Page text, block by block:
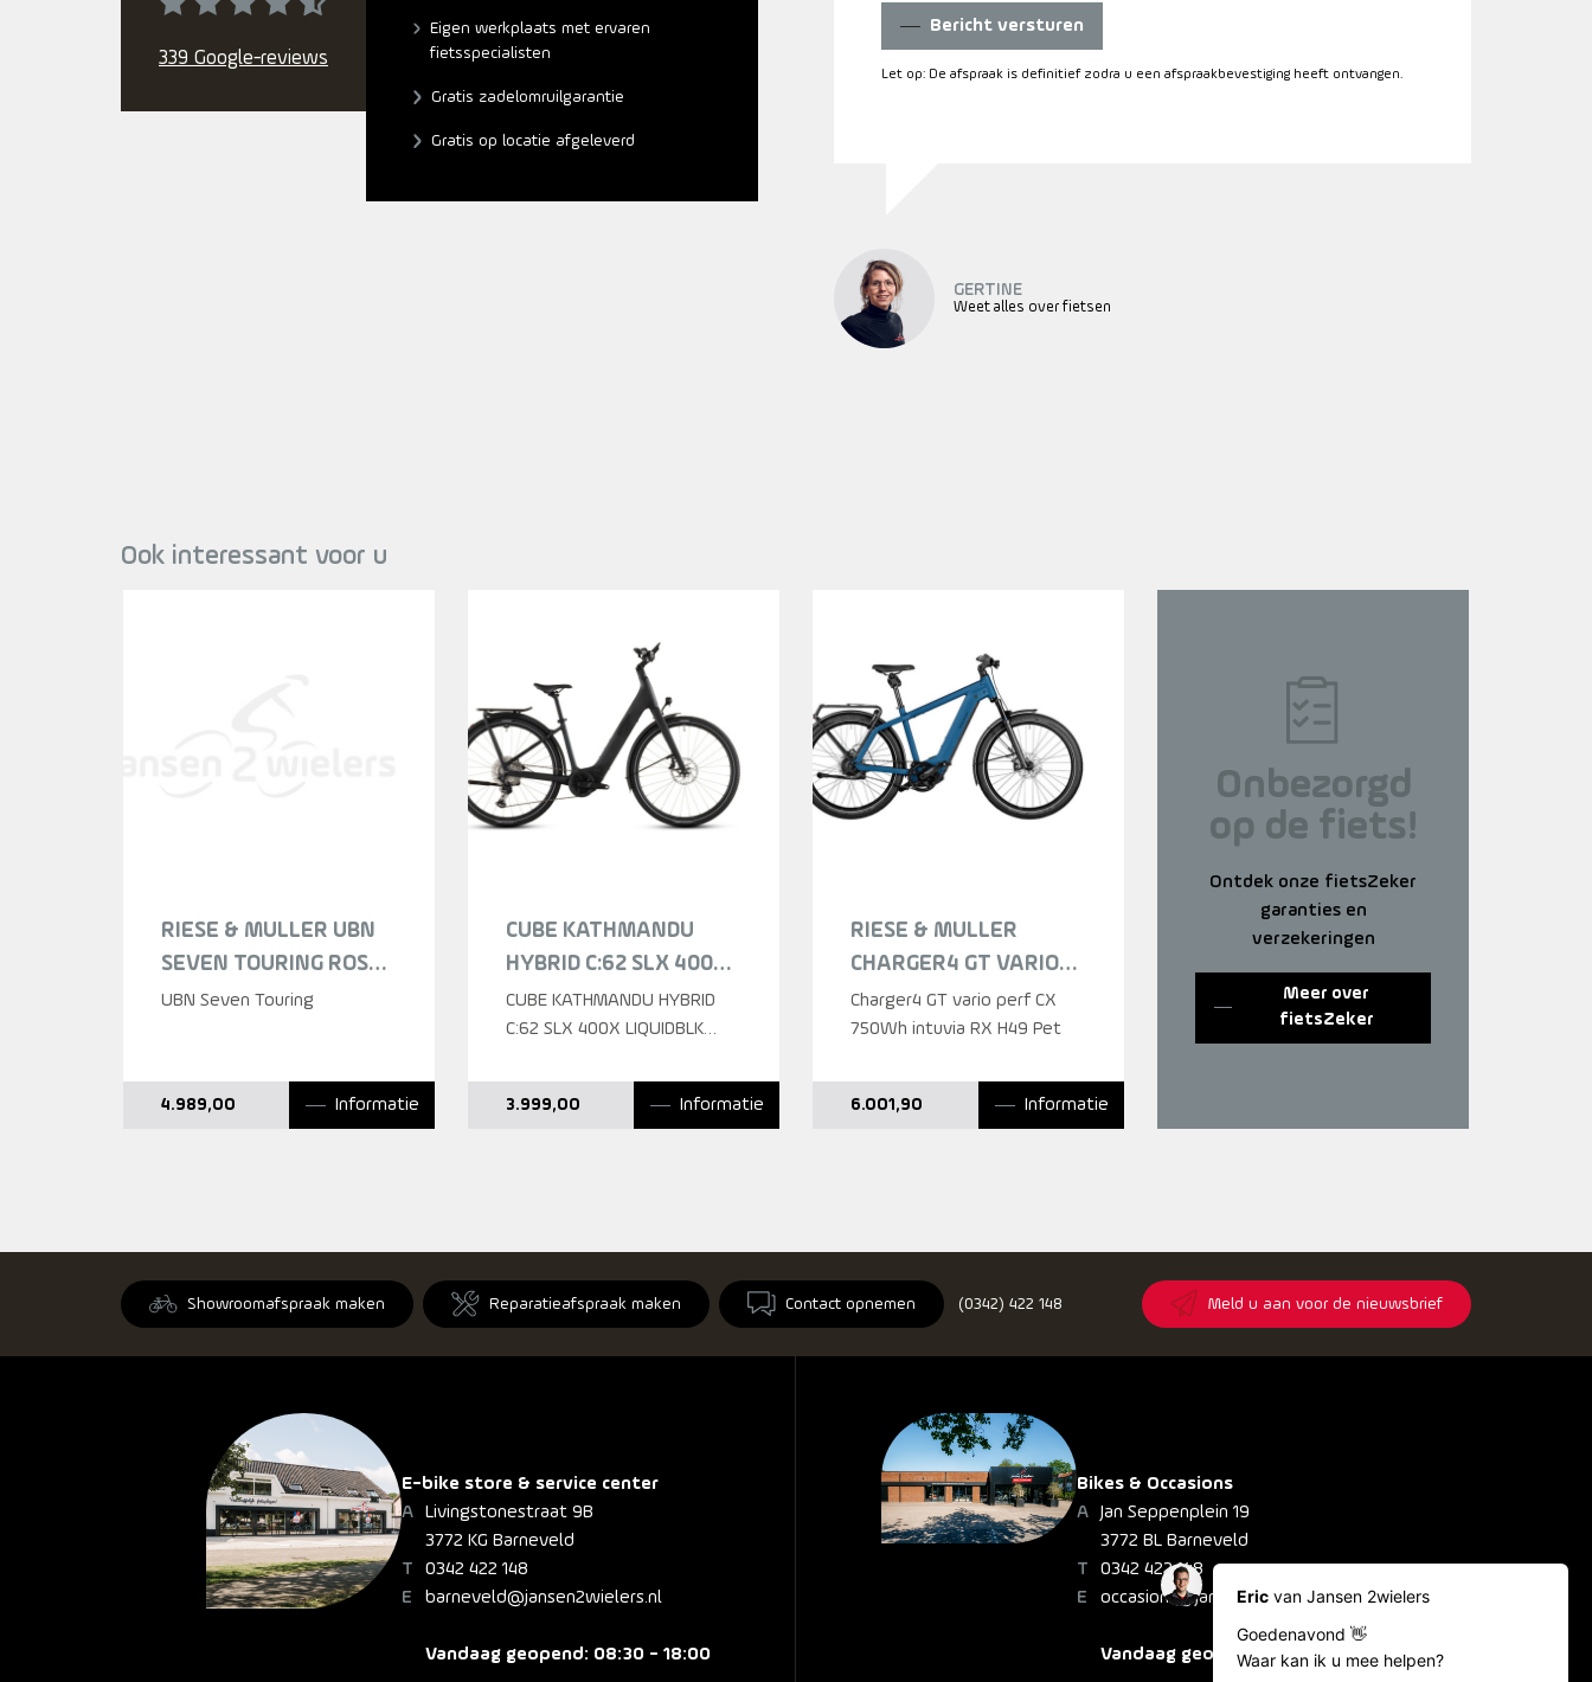
339 Google-reviews
Eigen werkplaats met ervaren
fietsspecialisten
Gratis zadelomruilgarantie
Gratis op locatie afgeleverd
Bericht versturen
Let op: De afspraak is definitief zodra u een afspraakbevestiging heeft ontvangen.
GERTINE
Weet alles over fietsen
Ook interessant voor u
RIESE & MULLER UBN
SEVEN TOURING ROSE
MIXED 2022
UBN Seven Touring
4.989,00 Informatie
CUBE KATHMANDU
HYBRID C:62 SLX 400X
LIQUIDBLACK/BLUEDUS
LIQUIDBLACK/BLUEDUST
CUBE KATHMANDU HYBRID
C:62 SLX 400X LIQUIDBLK
3.999,00 Informatie
RIESE & MULLER
CHARGER4 GT VARIO
PERF CX 750WH
INTUVIA RX PET
2023
Charger4 GT vario perf CX
750Wh intuvia RX H49 Pet
6.001,90 Informatie
Onbezorgd
op de fiets!
Ontdek onze fietsZeker
garanties en
verzekeringen
Meer over
fietsZeker
Showroomafspraak maken Reparatieafspraak maken Contact opnemen (0342) 422 148 Meld u aan voor de nieuwsbrief
E-bike store & service center
Livingstonestraat 9B
3772 KG Barneveld
0342 422 148
barneveld@jansen2wielers.nl
Vandaag geopend: 08:30 - 18:00
Bikes & Occasions
Jan Seppenplein 19
3772 BL Barneveld
0342 422 148
occasions@jansen2wielers.nl
Vandaag geopend: 08:30 - 18:00